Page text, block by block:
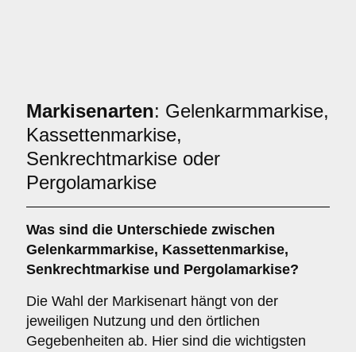
Markisenarten: Gelenkarmmarkise,
Kassettenmarkise,
Senkrechtmarkise oder
Pergolamarkise
Was sind die Unterschiede zwischen
Gelenkarmmarkise, Kassettenmarkise,
Senkrechtmarkise und Pergolamarkise?
Die Wahl der Markisenart hängt von der
jeweiligen Nutzung und den örtlichen
Gegebenheiten ab. Hier sind die wichtigsten